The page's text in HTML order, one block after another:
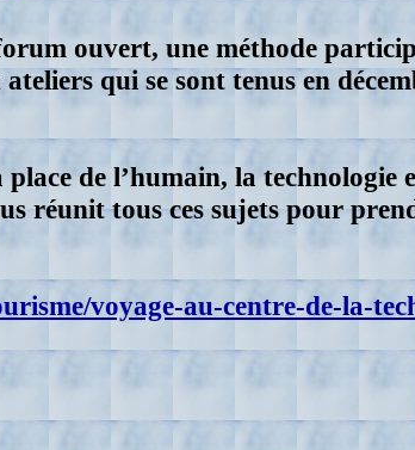
ouvert, une méthode
qui se sont tenus en
de l’humain, la technologie
réunit tous ces sujets pour
voyage-au-centre-de-la-